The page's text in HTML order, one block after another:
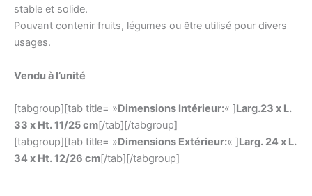
stable et solide.
Pouvant contenir fruits, légumes ou être utilisé pour divers
usages.
Vendu à l’unité
[tabgroup][tab title= »Dimensions Intérieur:« ]Larg.23 x L.
33 x Ht. 11/25 cm[/tab][/tabgroup]
[tabgroup][tab title= »Dimensions Extérieur:« ]Larg. 24 x L.
34 x Ht. 12/26 cm[/tab][/tabgroup]